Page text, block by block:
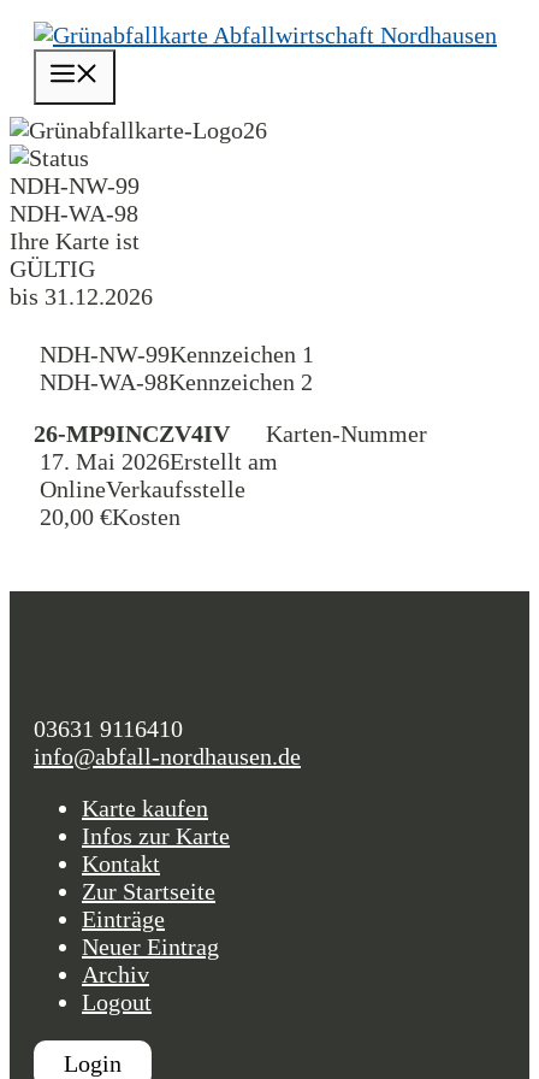
Zum
Inhalt
springen
26
NDH-NW-99
NDH-WA-98
Ihre Karte ist
GÜLTIG
bis 31.12.2026
NDH-NW-99Kennzeichen 1
NDH-WA-98Kennzeichen 2
26-MP9INCZV4IV
Karten-Nummer
17. Mai 2026Erstellt am
OnlineVerkaufsstelle
20,00 €Kosten
03631 9116410
info@abfall-nordhausen.de
Karte kaufen
Infos zur Karte
Kontakt
Zur Startseite
Einträge
Neuer Eintrag
Archiv
Logout
Login